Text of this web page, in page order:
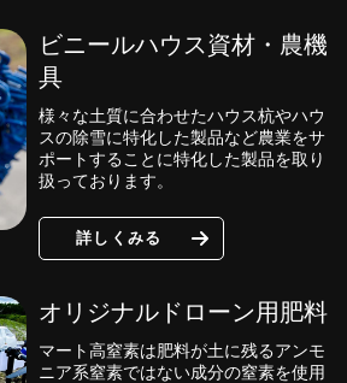
ビニールハウス資材・農機
具
様々な土質に合わせたハウス杭やハウ
スの除雪に特化した製品など農業をサ
ポートすることに特化した製品を取り
扱っております。
詳しくみる
オリジナルドローン用肥料
マート高窒素は肥料が土に残るアンモ
ニア系窒素ではない成分の窒素を使用